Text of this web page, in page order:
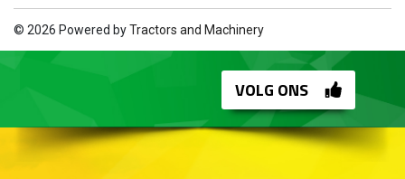
© 2026 Powered byTractors and Machinery
VOLG ONS